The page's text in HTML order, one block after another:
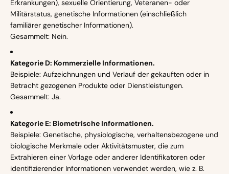
Erkrankungen), sexuelle Orientierung, Veteranen- oder
Militärstatus, genetische Informationen (einschließlich
familiärer genetischer Informationen).
Gesammelt: Nein.
Kategorie D: Kommerzielle Informationen.
Beispiele: Aufzeichnungen und Verlauf der gekauften oder in
Betracht gezogenen Produkte oder Dienstleistungen.
Gesammelt: Ja.
Kategorie E: Biometrische Informationen.
Beispiele: Genetische, physiologische, verhaltensbezogene und
biologische Merkmale oder Aktivitätsmuster, die zum
Extrahieren einer Vorlage oder anderer Identifikatoren oder
identifizierender Informationen verwendet werden, wie z. B.